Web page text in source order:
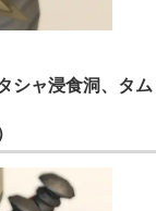
シャ浸食洞、タム